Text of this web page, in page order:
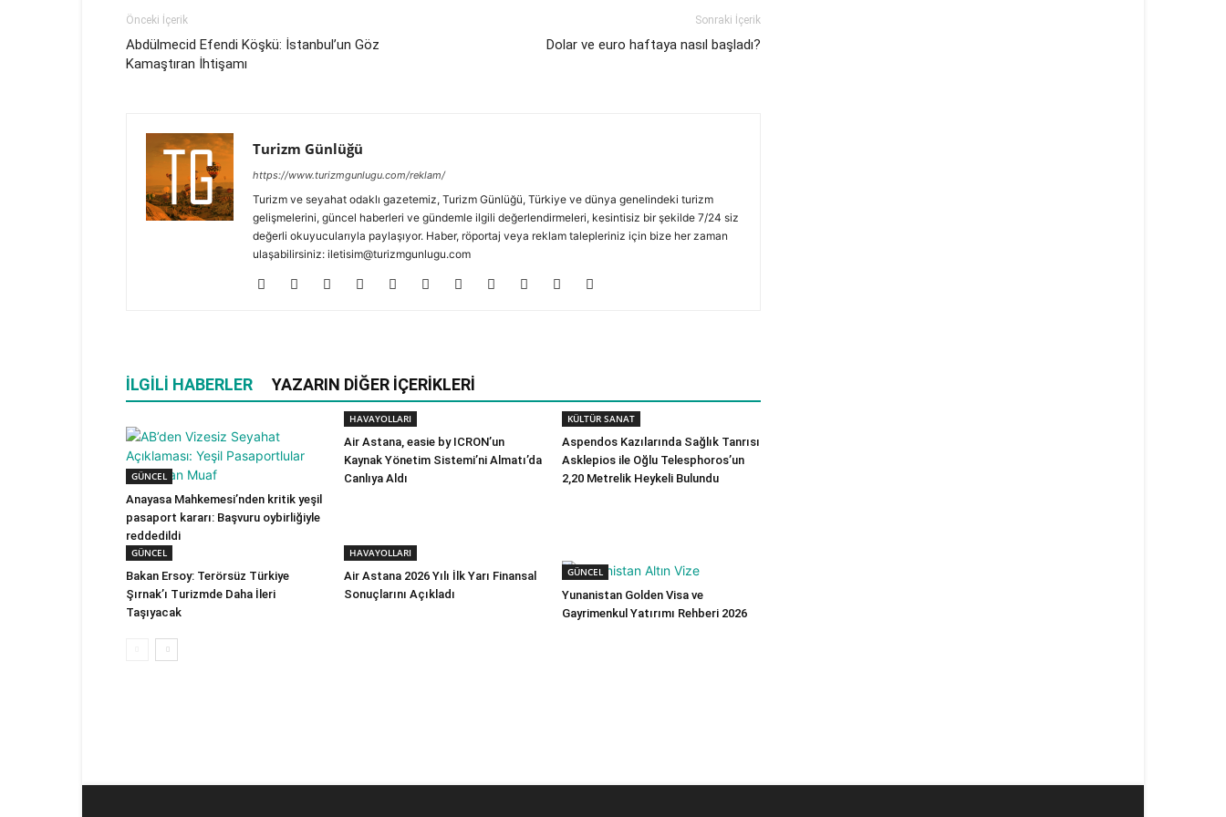
Önceki İçerik
Abdülmecid Efendi Köşkü: İstanbul’un Göz
Kamaştıran İhtişamı
Sonraki İçerik
Dolar ve euro haftaya nasıl başladı?
Turizm Günlüğü
https://www.turizmgunlugu.com/reklam/
Turizm ve seyahat odaklı gazetemiz, Turizm Günlüğü, Türkiye ve dünya genelindeki turizm
gelişmelerini, güncel haberleri ve gündemle ilgili değerlendirmeleri, kesintisiz bir şekilde 7/24 siz
değerli okuyucularıyla paylaşıyor. Haber, röportaj veya reklam talepleriniz için bize her zaman
ulaşabilirsiniz: iletisim@turizmgunlugu.com
İLGILI HABERLER YAZARIN DIĞER İÇERIKLERI
GÜNCEL
Anayasa Mahkemesi’nden kritik yeşil
pasaport kararı: Başvuru oybirliğiyle
reddedildi
HAVAYOLLARI
Air Astana, easie by ICRON’un
Kaynak Yönetim Sistemi’ni Almatı’da
Canlıya Aldı
KÜLTÜR SANAT
Aspendos Kazılarında Sağlık Tanrısı
Asklepios ile Oğlu Telesphoros’un
2,20 Metrelik Heykeli Bulundu
GÜNCEL
Bakan Ersoy: Terörsüz Türkiye
Şırnak’ı Turizmde Daha İleri
Taşıyacak
HAVAYOLLARI
Air Astana 2026 Yılı İlk Yarı Finansal
Sonuçlarını Açıkladı
GÜNCEL
Yunanistan Golden Visa ve
Gayrimenkul Yatırımı Rehberi 2026